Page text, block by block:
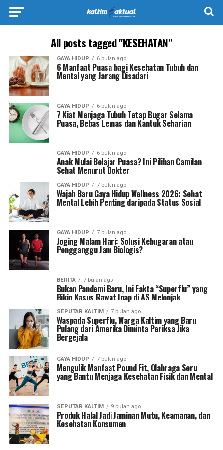
All posts tagged "KESEHATAN"
GAYA HIDUP 6 bulan ago
6 Manfaat Puasa bagi Kesehatan Tubuh dan
Mental yang Jarang Disadari
GAYA HIDUP 6 bulan ago
7 Kiat Menjaga Tubuh Tetap Bugar Selama
Puasa, Bebas Lemas dan Kantuk Seharian
GAYA HIDUP 6 bulan ago
Anak Mulai Belajar Puasa? Ini Pilihan Camilan
Sehat Menurut Dokter
GAYA HIDUP 7 bulan ago
Wajah Baru Gaya Hidup Wellness 2026: Sehat
Mental Lebih Penting daripada Status Sosial
GAYA HIDUP 7 bulan ago
Joging Malam Hari: Solusi Kebugaran atau
Pengganggu Jam Biologis?
BERITA 7 bulan ago
Bukan Pandemi Baru, Ini Fakta “Superflu” yang
Bikin Kasus Rawat Inap di AS Melonjak
SEPUTAR KALTIM 7 bulan ago
Waspada Superflu, Warga Kaltim yang Baru
Pulang dari Amerika Diminta Periksa Jika
Bergejala
GAYA HIDUP 7 bulan ago
Mengulik Manfaat Pound Fit, Olahraga Seru
yang Bantu Menjaga Kesehatan Fisik dan Mental
SEPUTAR KALTIM 9 bulan ago
Produk Halal Jadi Jaminan Mutu, Keamanan, dan
Kesehatan Konsumen